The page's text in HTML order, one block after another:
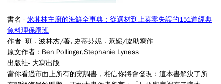
書名 - 米其林主廚的海鮮全事典：從選材到上菜零失誤的151道經典
魚料理保證班
作者- 班．波林杰/著, 史蒂芬妮．萊妮/協助寫作
原文作者： Ben Pollinger,Stephanie Lyness
出版社- 大寫出版
當你看過市面上所有的烹調書，相信你將會發現：這本書解決了所